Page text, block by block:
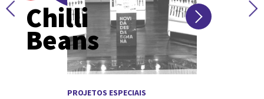
Chilli
Beans
PROJETOS ESPECIAIS